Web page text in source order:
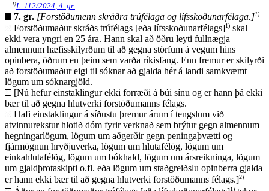
1)L. 112/2024, 4. gr.
7. gr. [Forstöðumenn skráðra trúfélaga og lífsskoðunarfélaga.]1)
Forstöðumaður skráðs trúfélags [eða lífsskoðunarfélags]1) skal
ekki vera yngri en 25 ára. Hann skal að öðru leyti fullnægja
almennum hæfisskilyrðum til að gegna störfum á vegum hins
opinbera, öðrum en þeim sem varða ríkisfang. Enn fremur er skilyrði
að forstöðumaður eigi til sóknar að gjalda hér á landi samkvæmt
lögum um sóknargjöld.
[Nú hefur einstaklingur ekki forræði á búi sínu og er hann þá ekki
bær til að gegna hlutverki forstöðumanns félags.
Hafi einstaklingur á síðustu þremur árum í tengslum við
atvinnurekstur hlotið dóm fyrir verknað sem brýtur gegn almennum
hegningarlögum, lögum um aðgerðir gegn peningaþvætti og
fjármögnun hryðjuverka, lögum um hlutafélög, lögum um
einkahlutafélög, lögum um bókhald, lögum um ársreikninga, lögum
um gjaldþrotaskipti o.fl. eða lögum um staðgreiðslu opinberra gjalda
er hann ekki bær til að gegna hlutverki forstöðumanns félags.]2)
1)